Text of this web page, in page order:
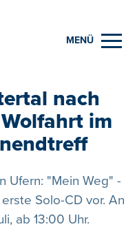
MENÜ
nach
im
Ufern: "Mein Weg" -
Solo-CD vor. An
ab 13:00 Uhr.